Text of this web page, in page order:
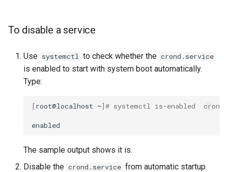
To disable a service
Use systemctl to check whether the crond.service
is enabled to start with system boot automatically.
Type:
[root@localhost ~]# systemctl is-enabled
The sample output shows it is.
Disable the crond.service from automatic startup.